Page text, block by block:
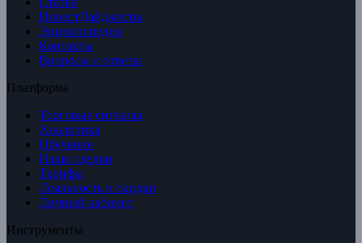
ИнвестДайджесты
Энциклопедия
Контакты
Вопросы и ответы
Платформа
Торговые сигналы
Аналитика
Обучение
Наши сделки
Тарифы
Лояльность и скидки
Личный кабинет
Инструменты